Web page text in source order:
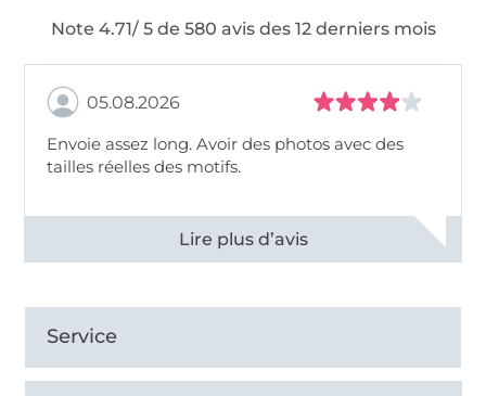
Note 4.71/ 5 de 580 avis des 12 derniers mois
05.08.2026
Envoie assez long. Avoir des photos avec des
tailles réelles des motifs.
Voir tous les 11494 commentaires
Service